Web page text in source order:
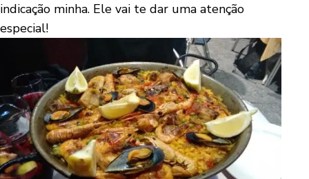
indicação minha. Ele vai te dar uma atenção
especial!